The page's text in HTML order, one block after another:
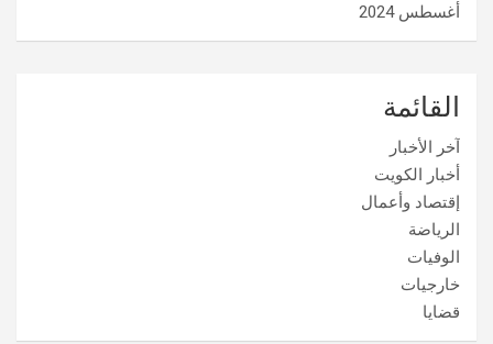
أغسطس 2024
القائمة
آخر الأخبار
أخبار الكويت
إقتصاد وأعمال
الرياضة
الوفيات
خارجيات
قضايا